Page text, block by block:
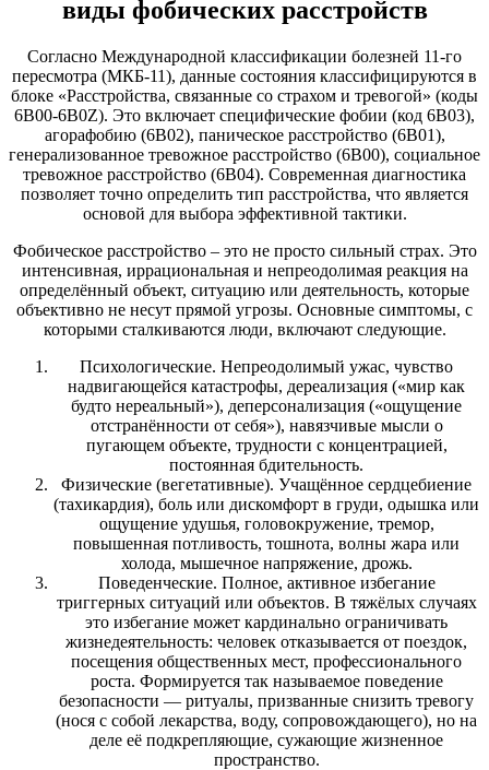
виды фобических расстройств
Согласно Международной классификации болезней 11-го
пересмотра (МКБ-11), данные состояния классифицируются в
блоке «Расстройства, связанные со страхом и тревогой» (коды
6B00-6B0Z). Это включает специфические фобии (код 6B03),
агорафобию (6B02), паническое расстройство (6B01),
генерализованное тревожное расстройство (6B00), социальное
тревожное расстройство (6B04). Современная диагностика
позволяет точно определить тип расстройства, что является
основой для выбора эффективной тактики.
Фобическое расстройство – это не просто сильный страх. Это
интенсивная, иррациональная и непреодолимая реакция на
определённый объект, ситуацию или деятельность, которые
объективно не несут прямой угрозы. Основные симптомы, с
которыми сталкиваются люди, включают следующие.
Психологические. Непреодолимый ужас, чувство
надвигающейся катастрофы, дереализация («мир как
будто нереальный»), деперсонализация («ощущение
отстранённости от себя»), навязчивые мысли о
пугающем объекте, трудности с концентрацией,
постоянная бдительность.
Физические (вегетативные). Учащённое сердцебиение
(тахикардия), боль или дискомфорт в груди, одышка или
ощущение удушья, головокружение, тремор,
повышенная потливость, тошнота, волны жара или
холода, мышечное напряжение, дрожь.
Поведенческие. Полное, активное избегание
триггерных ситуаций или объектов. В тяжёлых случаях
это избегание может кардинально ограничивать
жизнедеятельность: человек отказывается от поездок,
посещения общественных мест, профессионального
роста. Формируется так называемое поведение
безопасности — ритуалы, призванные снизить тревогу
(нося с собой лекарства, воду, сопровождающего), но на
деле её подкрепляющие, сужающие жизненное
пространство.